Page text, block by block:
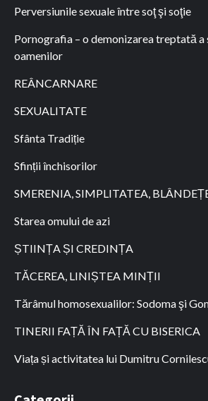
Perversiunile sexuale între soţ şi soţie
Pornografia – o demonizarea treptată
oamenilor
REÂNCARNARE
SEXUALITATE
Sfânta Tradiție
Sfinții închisorilor
SMERENIA, SIMPLITATEA,
Starea omului de azi
ȘTIINȚA ȘI CREDINȚA
TĂCEREA, LINIȘTEA MINȚII
Tărâmul homosexualilor: Sodoma şi
TINERII FAȚĂ ÎN FAȚĂ CU BISERICA
Viața și activitatea lui Dumitru